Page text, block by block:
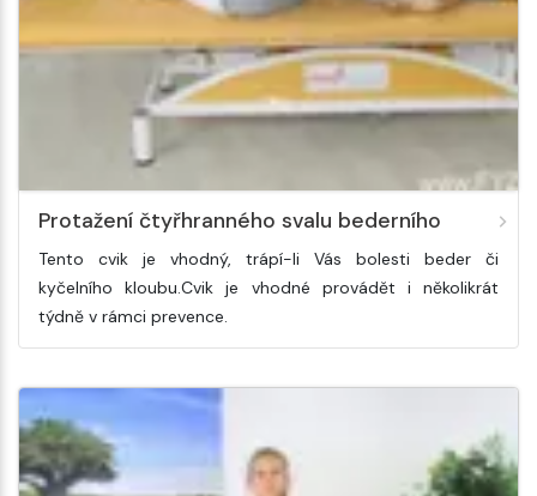
Protažení čtyřhranného svalu bederního
Tento cvik je vhodný, trápí-li Vás bolesti beder či
kyčelního kloubu.Cvik je vhodné provádět i několikrát
týdně v rámci prevence.